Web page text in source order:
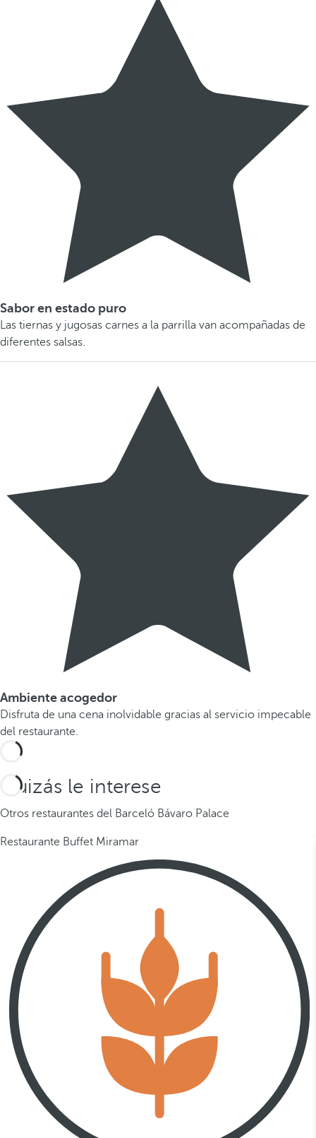
Sabor en estado puro
Las tiernas y jugosas carnes a la parrilla van acompañadas de
diferentes salsas.
Ambiente acogedor
Disfruta de una cena inolvidable gracias al servicio impecable
del restaurante.
Quizás le interese
Otros restaurantes del Barceló Bávaro Palace
Restaurante Buffet Miramar